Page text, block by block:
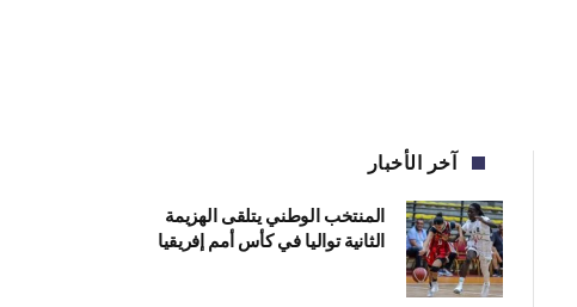
آخر الأخبار
المنتخب الوطني يتلقى الهزيمة
الثانية تواليا في كأس أمم إفريقيا